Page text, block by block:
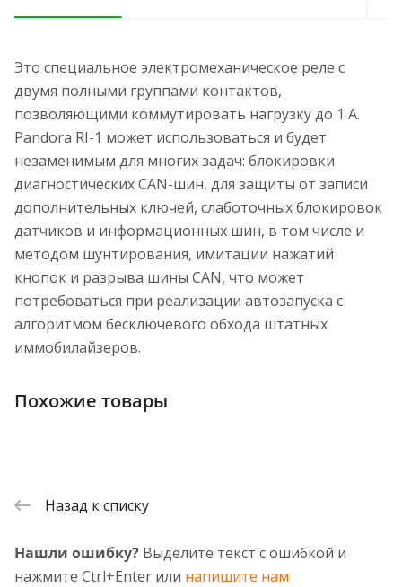
Это специальное электромеханическое реле с
двумя полными группами контактов,
позволяющими коммутировать нагрузку до 1 А.
Pandora RI-1 может использоваться и будет
незаменимым для многих задач: блокировки
диагностических CAN-шин, для защиты от записи
дополнительных ключей, слаботочных блокировок
датчиков и информационных шин, в том числе и
методом шунтирования, имитации нажатий
кнопок и разрыва шины CAN, что может
потребоваться при реализации автозапуска с
алгоритмом бесключевого обхода штатных
иммобилайзеров.
Похожие товары
Назад к списку
Нашли ошибку? Выделите текст с ошибкой и
нажмите Ctrl+Enter или напишите нам